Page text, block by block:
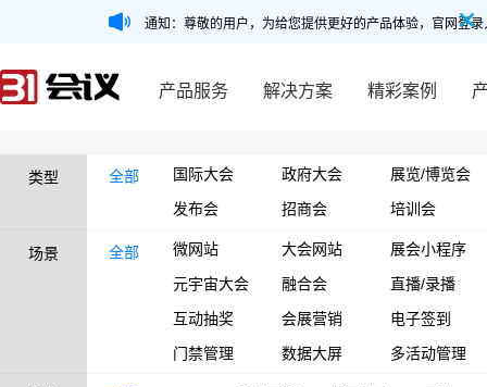
通知：尊敬的用户，为给您提供更好的产品体验，官网登
产品服务 解决方案 精彩案例
类型 全部 国际大会 政府大会
展览/博览会
发布会
招商会 培训会
场景 全部 微网站 大会网站
展会小程序
元宇宙大会
融合会
直播/录播
互动抽奖
会展营销
电子签到
门禁管理
数据大屏 多活动管理